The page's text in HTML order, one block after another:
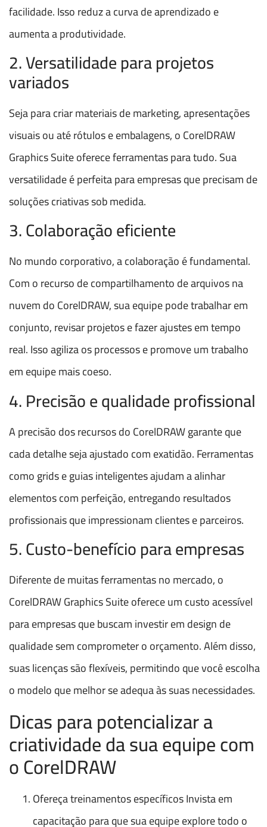
facilidade. Isso reduz a curva de aprendizado e
aumenta a produtividade.
2. Versatilidade para projetos
variados
Seja para criar materiais de marketing, apresentações
visuais ou até rótulos e embalagens, o CorelDRAW
Graphics Suite oferece ferramentas para tudo. Sua
versatilidade é perfeita para empresas que precisam de
soluções criativas sob medida.
3. Colaboração eficiente
No mundo corporativo, a colaboração é fundamental.
Com o recurso de compartilhamento de arquivos na
nuvem do CorelDRAW, sua equipe pode trabalhar em
conjunto, revisar projetos e fazer ajustes em tempo
real. Isso agiliza os processos e promove um trabalho
em equipe mais coeso.
4. Precisão e qualidade profissional
A precisão dos recursos do CorelDRAW garante que
cada detalhe seja ajustado com exatidão. Ferramentas
como grids e guias inteligentes ajudam a alinhar
elementos com perfeição, entregando resultados
profissionais que impressionam clientes e parceiros.
5. Custo-benefício para empresas
Diferente de muitas ferramentas no mercado, o
CorelDRAW Graphics Suite oferece um custo acessível
para empresas que buscam investir em design de
qualidade sem comprometer o orçamento. Além disso,
suas licenças são flexíveis, permitindo que você escolha
o modelo que melhor se adequa às suas necessidades.
Dicas para potencializar a
criatividade da sua equipe com
o CorelDRAW
Ofereça treinamentos específicos Invista em
capacitação para que sua equipe explore todo o